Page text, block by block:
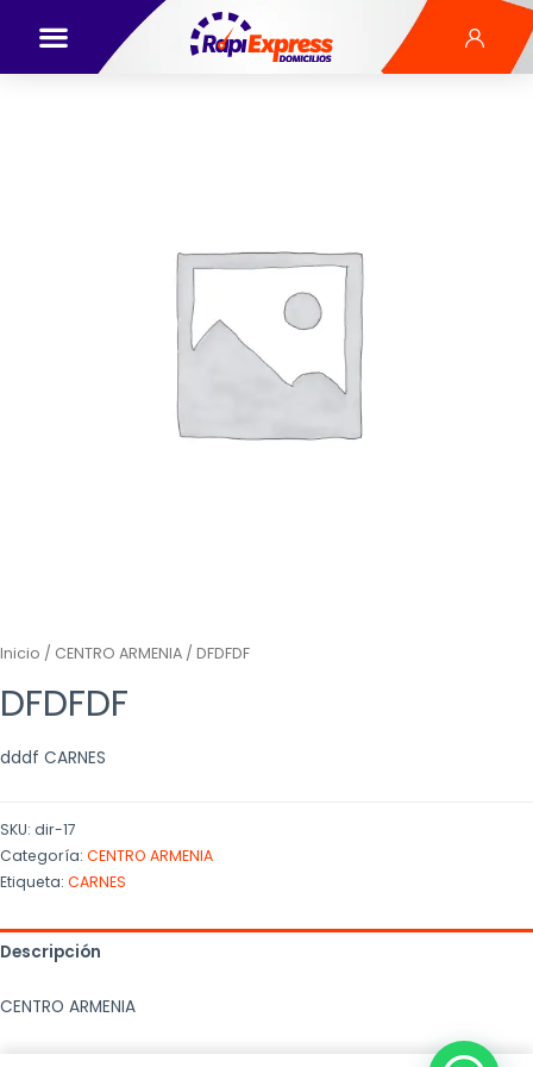
Inicio / CENTRO ARMENIA / DFDFDF
DFDFDF
dddf CARNES
SKU: dir-17
Categoría: CENTRO ARMENIA
Etiqueta: CARNES
Descripción
CENTRO ARMENIA